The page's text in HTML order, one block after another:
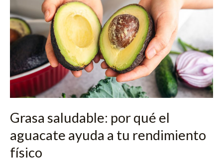
Grasa saludable: por qué el
aguacate ayuda a tu rendimiento
físico
el
aguacate
ayuda
tu
rendimiento
físico